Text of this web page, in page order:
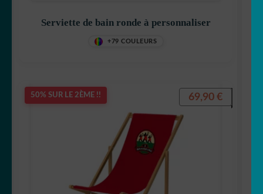
Serviette de bain ronde à personnaliser
+79 COULEURS
50% SUR LE 2ÈME !! 69,90 €